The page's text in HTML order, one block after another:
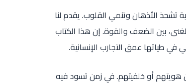
تشحذ الأذهان وتنمي القلوب. يقدم لنا
بين الضعف والقوة. إن هذا الكتاب
في طياتها عمق التجارب الإنسانية.
عن هويتهم أو خلفيتهم. في زمن تسود فيه